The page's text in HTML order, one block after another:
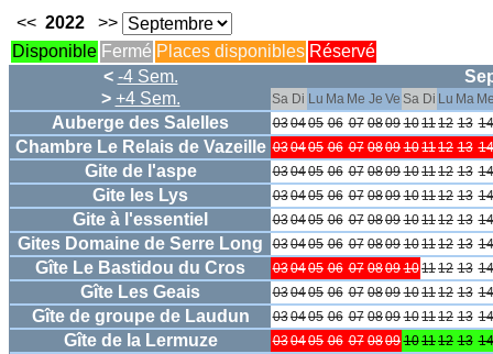
<< 2022
>>
Disponible Fermé Places disponibles Réservé
< -4 Sem.
> +4 Sem. Sa Di Lu Ma Me Je Ve Sa Di Lu Ma
Auberge des Salelles 030405 06 07 0809101112 13 14
Chambre Le Relais de Vazeille 030405 06 07 0809101112 13 14
Gite de l'aspe 030405 06 07 0809101112 13 14
Gite les Lys 030405 06 07 0809101112 13 14
Gite à l'essentiel 030405 06 07 0809101112 13 14
Gites Domaine de Serre Long 030405 06 07 0809101112 13 14
Gîte Le Bastidou du Cros 030405 06 07 0809101112 13 14
Gîte Les Geais 030405 06 07 0809101112 13 14
Gîte de groupe de Laudun 030405 06 07 0809101112 13 14
Gîte de la Lermuze 030405 06 07 0809101112 13 14